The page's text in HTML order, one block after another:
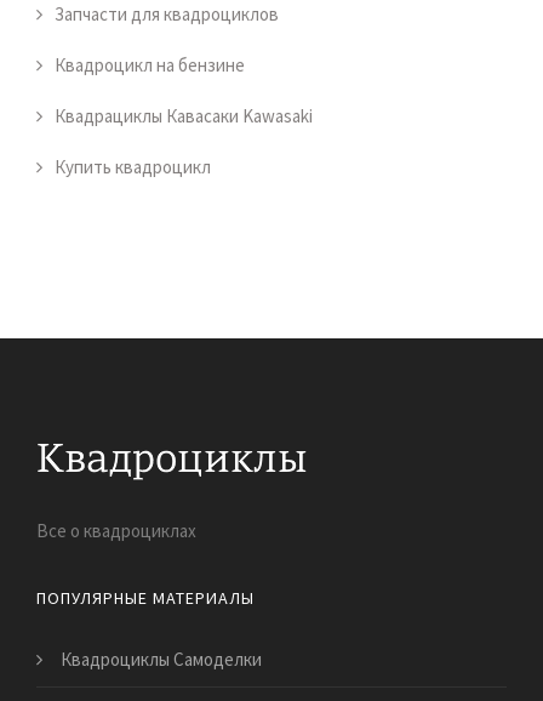
Запчасти для квадроциклов
Квадроцикл на бензине
Квадрациклы Кавасаки Kawasaki
Купить квадроцикл
Все о квадроциклах
ПОПУЛЯРНЫЕ МАТЕРИАЛЫ
Квадроциклы Самоделки